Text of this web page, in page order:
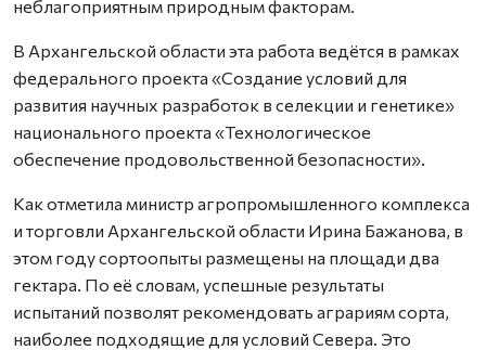
неблагоприятным природным факторам.
В Архангельской области эта работа ведётся в рамках
федерального проекта «Создание условий для
развития научных разработок в селекции и генетике»
национального проекта «Технологическое
обеспечение продовольственной безопасности».
Как отметила министр агропромышленного комплекса
и торговли Архангельской области Ирина Бажанова, в
этом году сортоопыты размещены на площади два
гектара. По её словам, успешные результаты
испытаний позволят рекомендовать аграриям сорта,
наиболее подходящие для условий Севера. Это